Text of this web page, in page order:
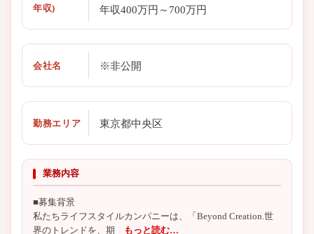
年収)
年収400万円～700万円
会社名 ※非公開
勤務エリア 東京都中央区
業務内容
■募集背景
私たちライフスタイルカンパニーは、「Beyond Creation.世
界のトレンドを、期 もっと読む…